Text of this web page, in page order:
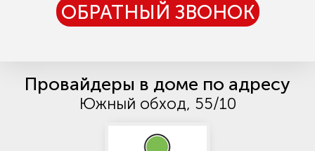
ОБРАТНЫЙ ЗВОНОК
Провайдеры в доме по адресу
Южный обход, 55/10